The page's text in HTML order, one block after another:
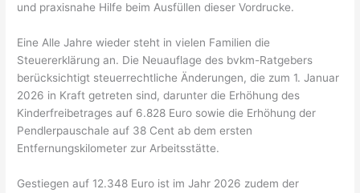
und praxisnahe Hilfe beim Ausfüllen dieser Vordrucke.
Eine Alle Jahre wieder steht in vielen Familien die
Steuererklärung an. Die Neuauflage des bvkm-Ratgebers
berücksichtigt steuerrechtliche Änderungen, die zum 1. Januar
2026 in Kraft getreten sind, darunter die Erhöhung des
Kinderfreibetrages auf 6.828 Euro sowie die Erhöhung der
Pendlerpauschale auf 38 Cent ab dem ersten
Entfernungskilometer zur Arbeitsstätte.
Gestiegen auf 12.348 Euro ist im Jahr 2026 zudem der